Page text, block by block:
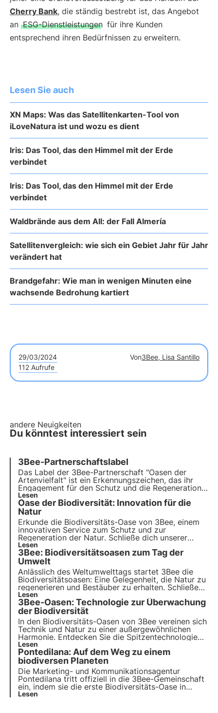
Cherry Bank, die ständig bestrebt ist, das Angebot
an ESG-Dienstleistungen für ihre Kunden
entsprechend ihren Bedürfnissen zu erweitern.
Lesen Sie auch
XN Maps: Was das Satellitenkarten-Tool von
iLoveNatura ist und wozu es dient
Iris: Das Tool, das den Himmel mit der Erde
verbindet
Iris: Das Tool, das den Himmel mit der Erde
verbindet
Waldbrände aus dem All: der Fall Almería
Satellitenvergleich: wie sich ein Gebiet Jahr für Jahr
verändert hat
Brandgefahr: Wie man in wenigen Minuten eine
wachsende Bedrohung kartiert
29/03/2024 Von3Bee, Lisa Santillo
112 Aufrufe
andere Neuigkeiten
Du könntest interessiert sein
3Bee-Partnerschaftslabel
Das Label der 3Bee-Partnerschaft "Oasen der
Artenvielfalt" ist ein Erkennungszeichen, das ihr
Engagement für den Schutz und die Regeneration
der Artenvielfalt zum Ausdruck bringt. Eine
wichtige Bedeutung für ein gemeinsames Ziel.
Lesen
Oase der Biodiversität: Innovation für die
Natur
Erkunde die Biodiversitäts-Oase von 3Bee, einem
innovativen Service zum Schutz und zur
Regeneration der Natur. Schließe dich unserer
Mission an und entdecke, wie
Nachhaltigkeit zusammenkommen, um eine
grünere Zukunft für Unternehmen und den Planeten
zu schaffen.
Lesen
3Bee: Biodiversitätsoasen zum Tag der
Umwelt
Anlässlich des Weltumwelttags startet 3Bee die
Biodiversitätsoasen: Eine Gelegenheit, die Natur zu
regenerieren und Bestäuber zu erhalten. Schließen
Sie sich uns an und entdecken Sie, wie unsere
Missioninnovative Technologie und
Umweltengagement
Lesen
3Bee-Oasen: Technologie zur Überwachung
der Biodiversität
In den Biodiversitäts-Oasen von 3Bee vereinen sich
Technik und Natur zu einer außergewöhnlichen
Harmonie. Entdecken Sie die Spitzentechnologien
von 3Bee und ihre Schlüsselrolle bei der
Regeneration der Ökosysteme und der Artenvielfalt
in den Oasen.
Lesen
Pontedilana: Auf dem Weg zu einem
biodiversen Planeten
Die Marketing- und Kommunikationsagentur
Pontedilana tritt offiziell in die 3Bee-Gemeinschaft
ein, indem sie die erste Biodiversitäts-Oase in
Venetien mit 50 nektarhaltigen Bäumen errichtet.
Lesen